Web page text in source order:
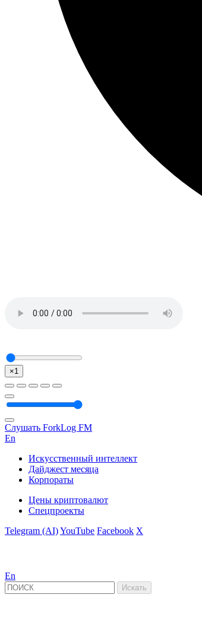
×1
Слушать ForkLog FM
En
Искусственный интеллект
Дайджест месяца
Корпораты
Цены криптовалют
Спецпроекты
Telegram (AI)YouTube Facebook X
En